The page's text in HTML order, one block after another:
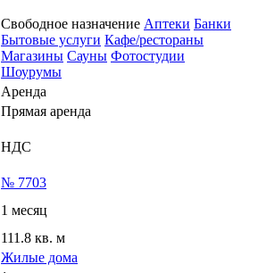
Свободное назначение Аптеки Банки
Бытовые услуги Кафе/рестораны
Магазины Сауны Фотостудии
Шоурумы
Аренда
Прямая аренда
НДС
№ 7703
1 месяц
111.8 кв. м
Жилые дома